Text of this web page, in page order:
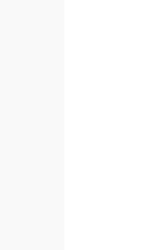
查理·
杰克·
伊桑·
吉娜·
梅洛拉
卢卡斯
塔恩·
汤姆·
詹姆斯
艾米丽